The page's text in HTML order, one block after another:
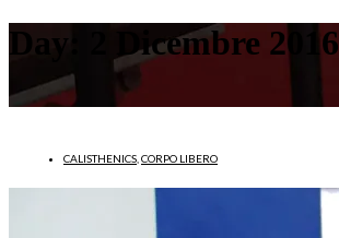
Day: 2 Dicembre 2016
CALISTHENICS CORPO LIBERO